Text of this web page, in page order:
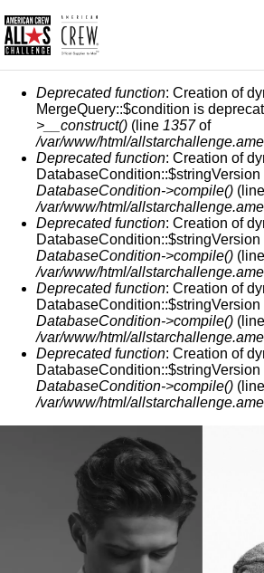
MESSAGGIO DI ERRORE
Deprecated function: Creation of
MergeQuery::$condition is
>__construct() (line 1357of
/var/www/html/
Deprecated function: Creation of
DatabaseCondition->compile() (line
/var/www/html/
Deprecated function: Creation of
DatabaseCondition->compile() (line
/var/www/html/
Deprecated function: Creation of
DatabaseCondition->compile() (line
/var/www/html/
Deprecated function: Creation of
DatabaseCondition->compile() (line
/var/www/html/